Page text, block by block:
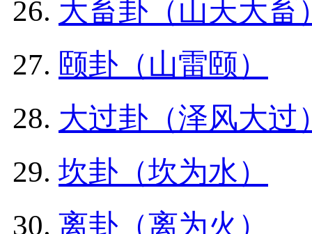
大畜卦（山天大畜
颐卦（山雷颐）
大过卦（泽风大过
坎卦（坎为水）
离卦（离为火）